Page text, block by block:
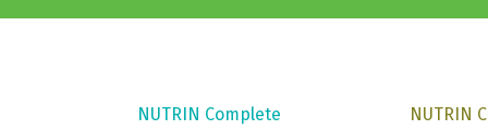
NUTRIN Complete
NUTRIN